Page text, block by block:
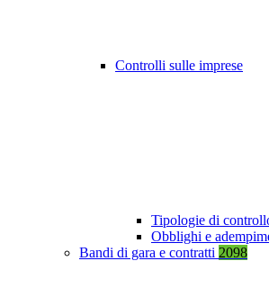
Controlli sulle imprese
Tipologie di
Obblighi e
Bandi di gara e contratti 2098